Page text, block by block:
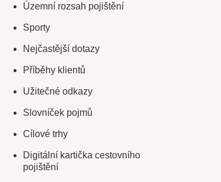
Územní rozsah pojištění
Sporty
Nejčastější dotazy
Příběhy klientů
Užitečné odkazy
Slovníček pojmů
Cílové trhy
Digitální kartička cestovního
pojištění